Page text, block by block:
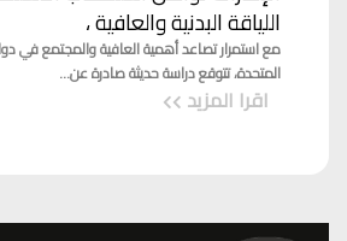
اللياقة البدنية والعافية ،
مع استمرار تصاعد أهمية العافية والمجتمع في
المتحدة، تتوقع دراسة حديثة صادرة عن...
اقرا المزيد